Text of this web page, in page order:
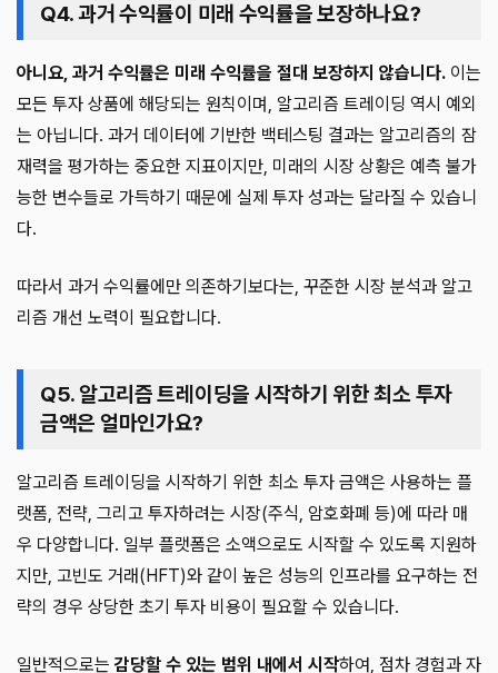
Q4. 과거 수익률이 미래 수익률을 보장하나요?
아니요, 과거 수익률은 미래 수익률을 절대 보장하지 않습니다. 이는
모든 투자 상품에 해당되는 원칙이며, 알고리즘 트레이딩 역시 예외
는 아닙니다. 과거 데이터에 기반한 백테스팅 결과는 알고리즘의 잠
재력을 평가하는 중요한 지표이지만, 미래의 시장 상황은 예측 불가
능한 변수들로 가득하기 때문에 실제 투자 성과는 달라질 수 있습니
다.
따라서 과거 수익률에만 의존하기보다는, 꾸준한 시장 분석과 알고
리즘 개선 노력이 필요합니다.
Q5. 알고리즘 트레이딩을 시작하기 위한 최소 투자
금액은 얼마인가요?
알고리즘 트레이딩을 시작하기 위한 최소 투자 금액은 사용하는 플
랫폼, 전략, 그리고 투자하려는 시장(주식, 암호화폐 등)에 따라 매
우 다양합니다. 일부 플랫폼은 소액으로도 시작할 수 있도록 지원하
지만, 고빈도 거래(HFT)와 같이 높은 성능의 인프라를 요구하는 전
략의 경우 상당한 초기 투자 비용이 필요할 수 있습니다.
일반적으로는 감당할 수 있는 범위 내에서 시작하여, 점차 경험과 자